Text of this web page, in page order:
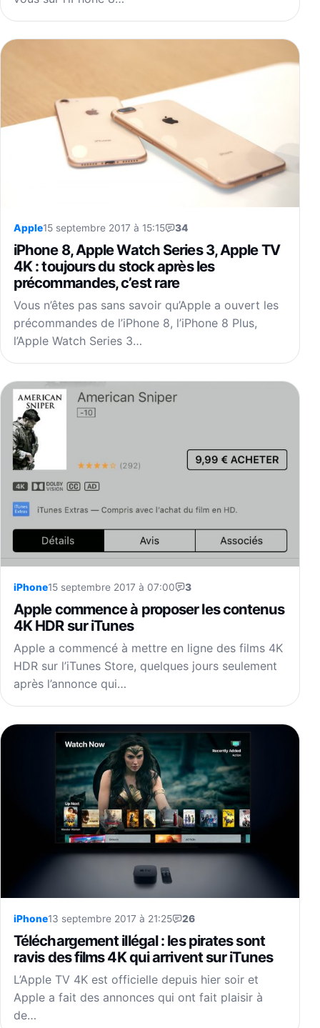
Apple15 septembre 2017 à 15:15 34
iPhone 8, Apple Watch Series 3, Apple TV
4K : toujours du stock après les
précommandes, c’est rare
Vous n’êtes pas sans savoir qu’Apple a ouvert les
précommandes de l’iPhone 8, l’iPhone 8 Plus,
l’Apple Watch Series 3…
iPhone15 septembre 2017 à 07:00 3
Apple commence à proposer les contenus
4K HDR sur iTunes
Apple a commencé à mettre en ligne des films 4K
HDR sur l’iTunes Store, quelques jours seulement
après l’annonce qui…
iPhone13 septembre 2017 à 21:25 26
Téléchargement illégal : les pirates sont
ravis des films 4K qui arrivent sur iTunes
L’Apple TV 4K est officielle depuis hier soir et
Apple a fait des annonces qui ont fait plaisir à
de…